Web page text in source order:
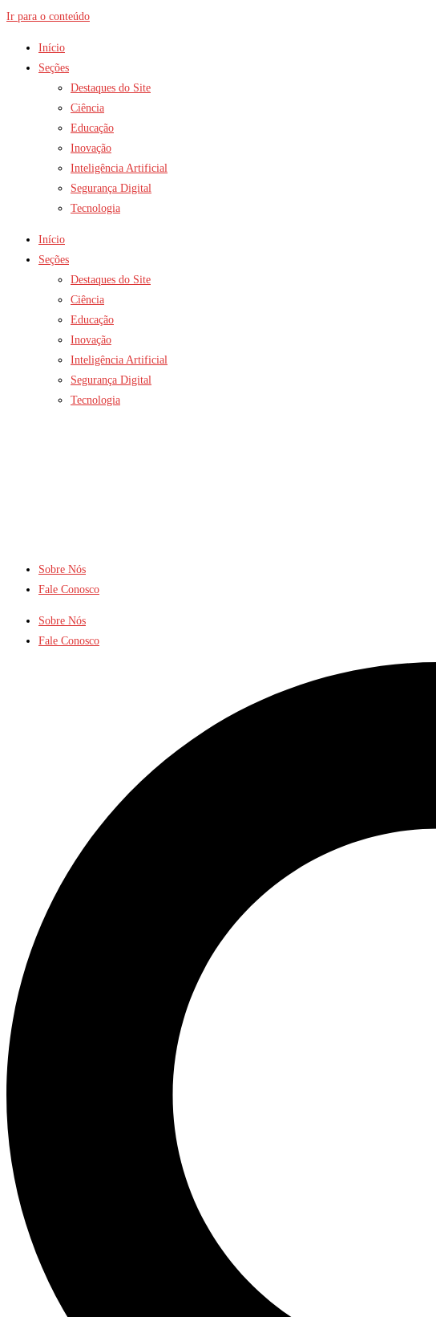
Ir para o conteúdo
Início
Seções
Destaques do Site
Ciência
Educação
Inovação
Inteligência Artificial
Segurança Digital
Tecnologia
Início
Seções
Destaques do Site
Ciência
Educação
Inovação
Inteligência Artificial
Segurança Digital
Tecnologia
Sobre Nós
Fale Conosco
Sobre Nós
Fale Conosco